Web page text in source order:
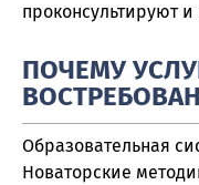
проконсультируют и
ПОЧЕМУ
Образовательная
Новаторские